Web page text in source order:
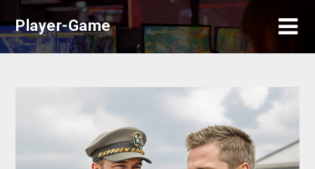
to
content
Player-Game